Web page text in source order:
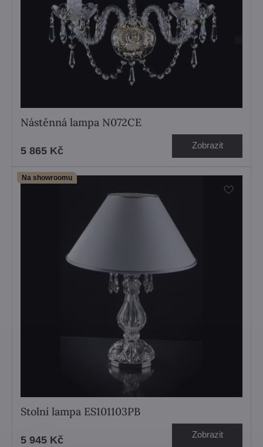
Nástěnná lampa N072CE
5 865 Kč Zobrazit
Na showroomu
Stolní lampa ES101103PB
5 945 Kč Zobrazit